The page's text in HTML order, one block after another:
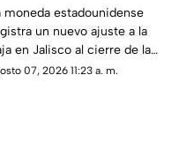
agosto: Así cierra la
en Guadalajara
moneda estadounidense
un nuevo ajuste a la
en Jalisco al cierre de la
semana de agosto.
07, 2026 11:23 a. m.